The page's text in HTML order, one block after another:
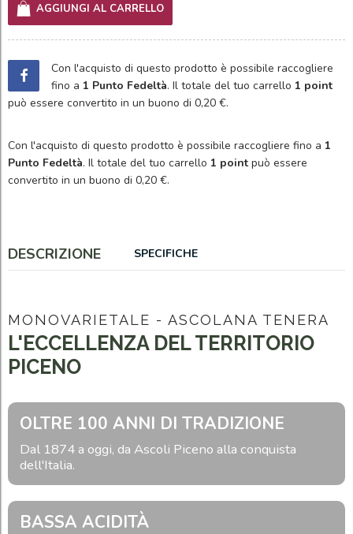
AGGIUNGI AL CARRELLO
Con l'acquisto di questo prodotto è possibile raccogliere
fino a 1 Punto Fedeltà. Il totale del tuo carrello 1 point
può essere convertito in un buono di 0,20 €.
Con l'acquisto di questo prodotto è possibile raccogliere fino a 1
Punto Fedeltà. Il totale del tuo carrello 1 point può essere
convertito in un buono di 0,20 €.
DESCRIZIONE SPECIFICHE
MONOVARIETALE - ASCOLANA TENERA
L'ECCELLENZA DEL TERRITORIO
PICENO
OLTRE 100 ANNI DI TRADIZIONE
Dal 1874 a oggi, da Ascoli Piceno alla conquista
dell'Italia.
BASSA ACIDITÀ